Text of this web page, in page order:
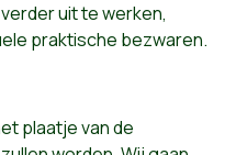
uit te werken,
praktische bezwaren.
plaatje van de